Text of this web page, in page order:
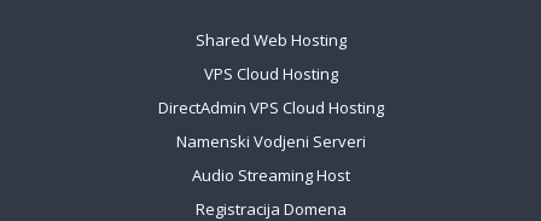
Shared Web Hosting
VPS Cloud Hosting
DirectAdmin VPS Cloud Hosting
Namenski Vodjeni Serveri
Audio Streaming Host
Registracija Domena